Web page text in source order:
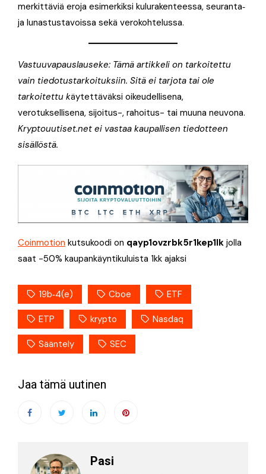
merkittäviä eroja esimerkiksi kulurakenteessa, seuranta‑
ja lunastustavoissa sekä verokohtelussa.
Vastuuvapauslauseke: Tämä artikkeli on tarkoitettu
vain tiedotustarkoituksiin. Sitä ei tarjota tai ole
tarkoitettu käytettäväksi oikeudellisena,
verotuksellisena, sijoitus-, rahoitus- tai muuna neuvona.
Kryptouutiset.net ei vastaa kaupallisen tiedotteen
sisällöstä.
Coinmotion kutsukoodi on qayp1ovzrbk5r1kep1lk jolla
saat -50% kaupankäyntikuluista 1kk ajaksi
19b‑4(e) Cboe ETF
ETP krypto Nasdaq
Sääntely SEC
Jaa tämä uutinen
Pasi